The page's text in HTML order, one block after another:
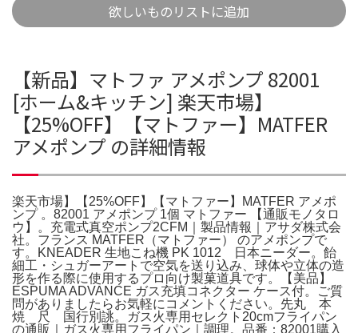
欲しいものリストに追加
【新品】マトファ アメポンプ 82001
[ホーム&キッチン] 楽天市場】
【25%OFF】【マトファー】MATFER
アメポンプ の詳細情報
楽天市場】【25%OFF】【マトファー】MATFER アメポ
ンプ 。82001 アメポンプ 1個 マトファー 【通販モノタロ
ウ】。充電式真空ポンプ2CFM｜製品情報｜アサダ株式会
社。フランス MATFER（マトファー） のアメポンプで
す。KNEADER 生地こね機 PK 1012 日本ニーダー。飴
細工・シュガーアートで空気を送り込み、球体や立体の造
形を作る際に使用するプロ向け製菓道具です。【美品】
ESPUMA ADVANCE ガス充填コネクター ケース付。ご質
問がありましたらお気軽にコメントください。先丸 本
焼 尺 国行別誂。ガス火専用セレクト20cmフライパン
の通販｜ガス火専用フライパン｜調理。品番：82001購入